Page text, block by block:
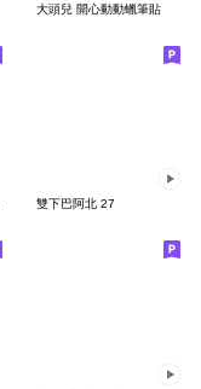
大頭兒 開心動動蠟筆貼
雙下巴阿北 27